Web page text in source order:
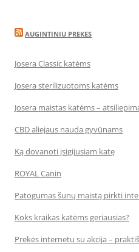
AUGINTINIU PREKES
Josera Classic katėms
Josera sterilizuotoms katėms
Josera maistas katėms –
CBD aliejaus nauda gyvūnams
Ką dovanoti įsigijusiam katę
ROYAL Canin
Patogumas šunų maistą pirkti
Koks kraikas katėms geriausias?
Prekės internetu su akcija –